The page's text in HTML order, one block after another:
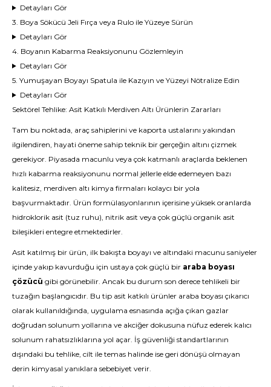
Detayları Gör
3. Boya Sökücü Jeli Fırça veya Rulo ile Yüzeye Sürün
Detayları Gör
4. Boyanın Kabarma Reaksiyonunu Gözlemleyin
Detayları Gör
5. Yumuşayan Boyayı Spatula ile Kazıyın ve Yüzeyi Nötralize Edin
Detayları Gör
Sektörel Tehlike: Asit Katkılı Merdiven Altı Ürünlerin Zararları
Tam bu noktada, araç sahiplerini ve kaporta ustalarını yakından
ilgilendiren, hayati öneme sahip teknik bir gerçeğin altını çizmek
gerekiyor. Piyasada macunlu veya çok katmanlı araçlarda beklenen
hızlı kabarma reaksiyonunu normal jellerle elde edemeyen bazı
kalitesiz, merdiven altı kimya firmaları kolaycı bir yola
başvurmaktadır. Ürün formülasyonlarının içerisine yüksek oranlarda
hidroklorik asit (tuz ruhu), nitrik asit veya çok güçlü organik asit
bileşikleri entegre etmektedirler.
Asit katılmış bir ürün, ilk bakışta boyayı ve altındaki macunu saniyeler
içinde yakıp kavurduğu için ustaya çok güçlü bir araba boyası
çözücü gibi görünebilir. Ancak bu durum son derece tehlikeli bir
tuzağın başlangıcıdır. Bu tip asit katkılı ürünler araba boyası çıkarıcı
olarak kullanıldığında, uygulama esnasında açığa çıkan gazlar
doğrudan solunum yollarına ve akciğer dokusuna nüfuz ederek kalıcı
solunum rahatsızlıklarına yol açar. İş güvenliği standartlarının
dışındaki bu tehlike, cilt ile temas halinde ise geri dönüşü olmayan
derin kimyasal yanıklara sebebiyet verir.